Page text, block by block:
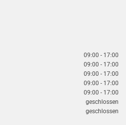
09:00 - 17:00
09:00 - 17:00
09:00 - 17:00
09:00 - 17:00
09:00 - 17:00
geschlossen
geschlossen